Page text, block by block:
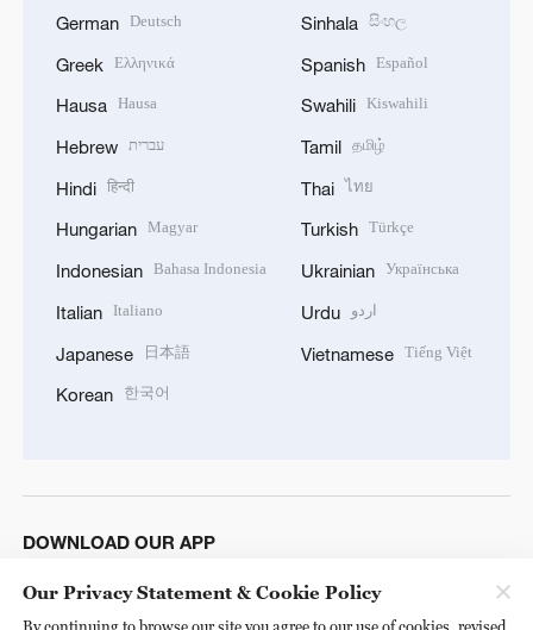
German Deutsch
Greek Ελληνικά
Hausa Hausa
Hebrew עברית
Hindi हिन्दी
Hungarian Magyar
Indonesian Bahasa Indonesia
Italian Italiano
Japanese 日本語
Korean 한국어
Sinhala සිංහල
Spanish Español
Swahili Kiswahili
Tamil தமிழ்
Thai ไทย
Turkish Türkçe
Ukrainian Українська
Urdu اردو
Vietnamese Tiếng Việt
DOWNLOAD OUR APP
Our Privacy Statement & Cookie Policy
By continuing to browse our site you agree to our use of cookies, revised